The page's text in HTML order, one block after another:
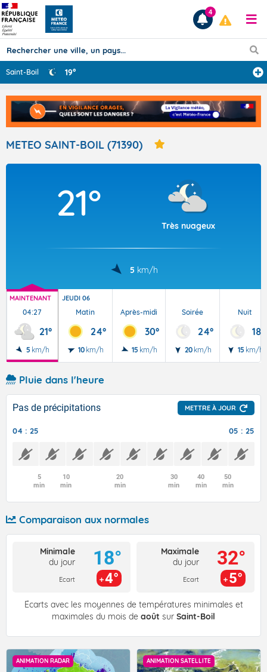
Prévisions
TOUS LES RÉSULTATS
Articles
4
Saint-Boil 19°
METEO SAINT-BOIL (71390)
21°
Très nuageux
5 km/h
MAINTENANT
04:27
21°
5 km/h
JEUDI 06
Matin
24°
10 km/h
Après-midi
30°
15 km/h
Soirée
24°
20 km/h
Nuit
18°
15 km/h
Pluie dans l'heure
Pas de précipitations METTRE À JOUR
04 : 25 05 : 25
5
min
10
min
20
min
30
min
40
min
50
min
Comparaison aux normales
Minimale
du jour
Ecart
18°
4°
Maximale
du jour
Ecart
32°
5°
Écarts avec les moyennes de températures minimales et
maximales du mois de août sur Saint-Boil
ANIMATION RADAR ANIMATION SATELLITE